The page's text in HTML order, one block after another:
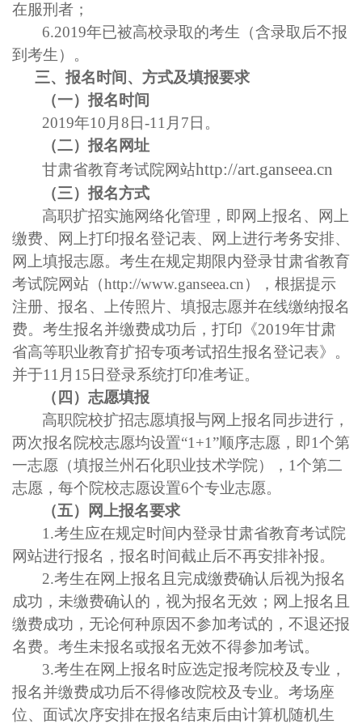
在服刑者；
6.2019年已被高校录取的考生（含录取后不报
到考生）。
三、 报名时间、方式及填报要求
（一）报名时间
2019年10月8日-11月7日。
（二）报名网址
甘肃省教育考试院网站http://art.ganseea.cn
（三）报名方式
高职扩招实施网络化管理，即网上报名、网上
缴费、网上打印报名登记表、网上进行考务安排、
网上填报志愿。考生在规定期限内登录甘肃省教育
考试院网站（http://www.ganseea.cn），根据提示
注册、报名、上传照片、填报志愿并在线缴纳报名
费。考生报名并缴费成功后，打印《2019年甘肃
省高等职业教育扩招专项考试招生报名登记表》。
并于11月15日登录系统打印准考证。
（四）志愿填报
高职院校扩招志愿填报与网上报名同步进行，
两次报名院校志愿均设置“1+1”顺序志愿，即1个第
一志愿（填报兰州石化职业技术学院），1个第二
志愿，每个院校志愿设置6个专业志愿。
（五）网上报名要求
1.考生应在规定时间内登录甘肃省教育考试院
网站进行报名，报名时间截止后不再安排补报。
2.考生在网上报名且完成缴费确认后视为报名
成功，未缴费确认的，视为报名无效；网上报名且
缴费成功，无论何种原因不参加考试的，不退还报
名费。考生未报名或报名无效不得参加考试。
3.考生在网上报名时应选定报考院校及专业，
报名并缴费成功后不得修改院校及专业。考场座
位、面试次序安排在报名结束后由计算机随机生